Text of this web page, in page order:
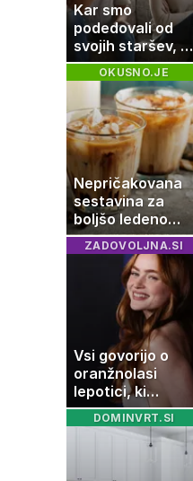
Kar smo
podedovali od
svojih staršev, ni
nujno naša
usoda
OKUSNO.JE
Nepričakovana
sestavina za
boljšo ledeno
kavo, ki jo imate
zagotovo doma
ZADOVOLJNA.SI
Vsi govorijo o
oranžnolasi
lepotici, ki
navdušuje s
skrivnostno
DOMINVRT.SI